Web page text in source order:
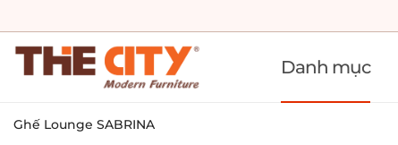
Danh mục
Ghế Lounge SABRINA